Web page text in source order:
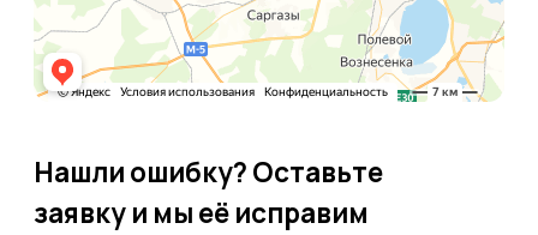
Карта посёлков
Хочу добавить объект